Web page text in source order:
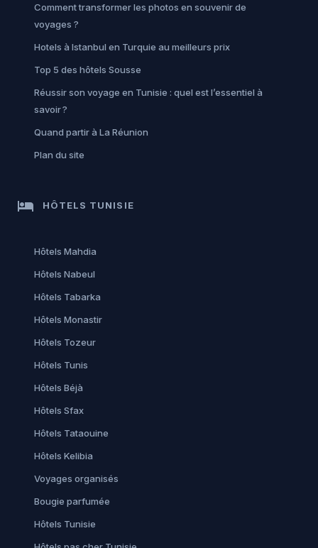
Comment transformer les photos en souvenir de
voyages ?
Hotels à Istanbul en Turquie au meilleurs prix
Top 5 des hôtels Sousse
Réussir son voyage en Tunisie : quel est l’essentiel à
savoir ?
Quand partir à La Réunion
Plan du site
hotel HÔTELS TUNISIE
Hôtels Mahdia
Hôtels Nabeul
Hôtels Tabarka
Hôtels Monastir
Hôtels Tozeur
Hôtels Tunis
Hôtels Béjà
Hôtels Sfax
Hôtels Tataouine
Hôtels Kelibia
Voyages organisés
Bougie parfumée
Hôtels Tunisie